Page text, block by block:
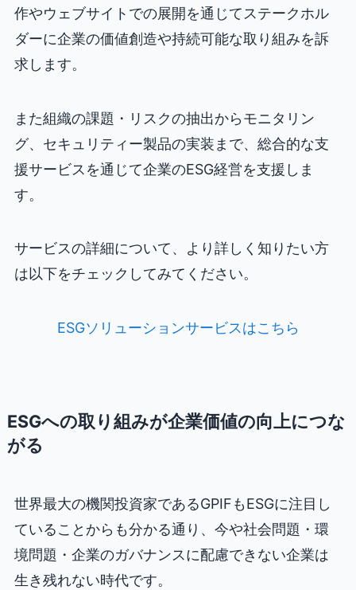
作やウェブサイトでの展開を通じてステークホル
ダーに企業の価値創造や持続可能な取り組みを訴
求します。
また組織の課題・リスクの抽出からモニタリン
グ、セキュリティー製品の実装まで、総合的な支
援サービスを通じて企業のESG経営を支援しま
す。
サービスの詳細について、より詳しく知りたい方
は以下をチェックしてみてください。
ESGソリューションサービスはこちら
ESGへの取り組みが企業価値の向上につな
がる
世界最大の機関投資家であるGPIFもESGに注目し
ていることからも分かる通り、今や社会問題・環
境問題・企業のガバナンスに配慮できない企業は
生き残れない時代です。